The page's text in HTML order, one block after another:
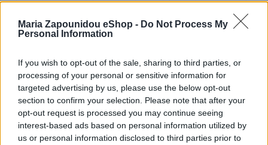
Maria Zapounidou eShop - Do Not Process My
Personal Information
If you wish to opt-out of the sale, sharing to third parties, or
processing of your personal or sensitive information for
targeted advertising by us, please use the below opt-out
section to confirm your selection. Please note that after your
opt-out request is processed you may continue seeing
interest-based ads based on personal information utilized by
us or personal information disclosed to third parties prior to
και φερμουάρ. Μπορείτε να κάνετε την παραγγελία σας σε
ό,τι χρώμα και ότι size επιθυμείτε στέλνοντας μας e-mail
Προσθήκη στο καλάθι
Buy now
Add to compare Add to wishlist